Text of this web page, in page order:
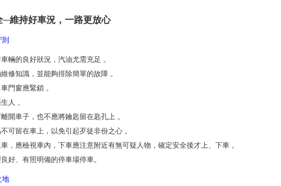
─維持好車況，一路更放心
輛的良好狀況，汽油尤需充足 。
修知識，並能夠排除簡單的故障 。
門窗應緊鎖 。
人 。
開車子，也不應將鑰匙留在匙孔上 。
可留在車上，以免引起歹徒非份之心 。
，應檢視車內，下車應注意附近有無可疑人物，確定安全後才上、下車 。
好、有照明備的停車場停車。
地